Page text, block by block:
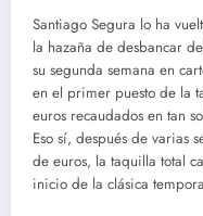
Santiago Segura lo ha
la hazaña de desbancar
su segunda semana en
en el primer puesto de la
euros recaudados en tan
Eso sí, después de varias
de euros, la taquilla total
inicio de la clásica